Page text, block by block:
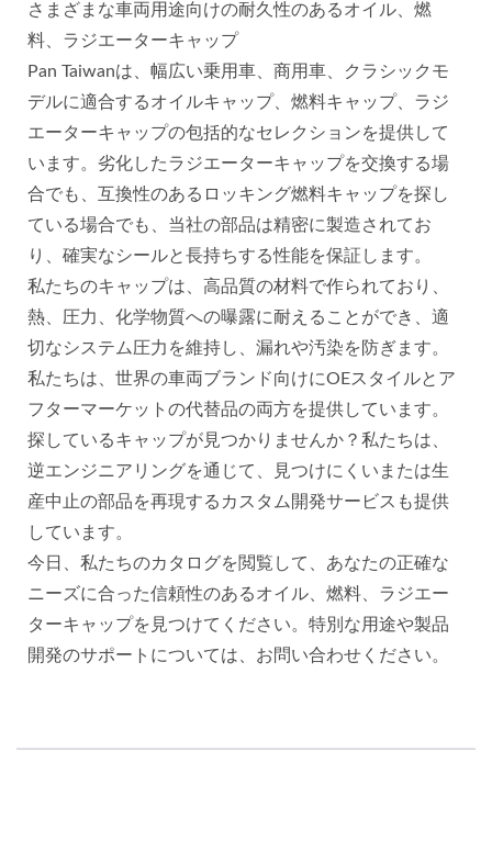
さまざまな車両用途向けの耐久性のあるオイル、燃
料、ラジエーターキャップ
Pan Taiwanは、幅広い乗用車、商用車、クラシックモ
デルに適合するオイルキャップ、燃料キャップ、ラジ
エーターキャップの包括的なセレクションを提供して
います。劣化したラジエーターキャップを交換する場
合でも、互換性のあるロッキング燃料キャップを探し
ている場合でも、当社の部品は精密に製造されてお
り、確実なシールと長持ちする性能を保証します。
私たちのキャップは、高品質の材料で作られており、
熱、圧力、化学物質への曝露に耐えることができ、適
切なシステム圧力を維持し、漏れや汚染を防ぎます。
私たちは、世界の車両ブランド向けにOEスタイルとア
フターマーケットの代替品の両方を提供しています。
探しているキャップが見つかりませんか？私たちは、
逆エンジニアリングを通じて、見つけにくいまたは生
産中止の部品を再現するカスタム開発サービスも提供
しています。
今日、私たちのカタログを閲覧して、あなたの正確な
ニーズに合った信頼性のあるオイル、燃料、ラジエー
ターキャップを見つけてください。特別な用途や製品
開発のサポートについては、お問い合わせください。